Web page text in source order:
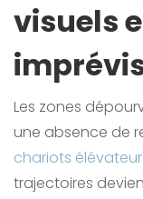
visuels
Les zones
une absence de
chariots
trajectoires